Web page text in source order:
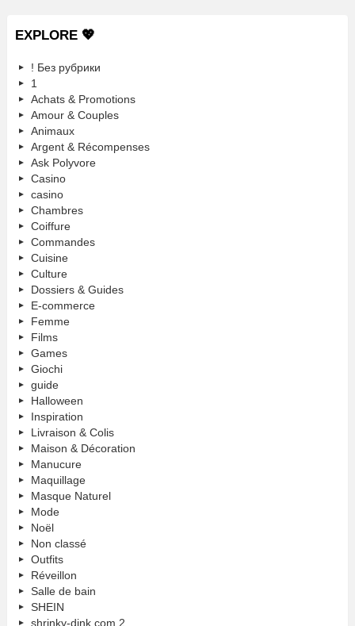
EXPLORE 💖
! Без рубрики
1
Achats & Promotions
Amour & Couples
Animaux
Argent & Récompenses
Ask Polyvore
Casino
casino
Chambres
Coiffure
Commandes
Cuisine
Culture
Dossiers & Guides
E-commerce
Femme
Films
Games
Giochi
guide
Halloween
Inspiration
Livraison & Colis
Maison & Décoration
Manucure
Maquillage
Masque Naturel
Mode
Noël
Non classé
Outfits
Réveillon
Salle de bain
SHEIN
shrinky-dink.com 2